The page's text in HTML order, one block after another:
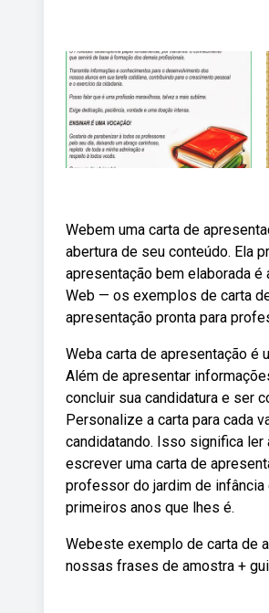
Webem uma carta de
abertura de seu conteúdo. Ela
apresentação bem elaborada
Web — os exemplos de carta
apresentação pronta para
Weba carta de apresentação é
Além de apresentar
concluir sua candidatura e ser
Personalize a carta para cada
candidatando. Isso significa ler
escrever uma carta de
professor do jardim de infância
primeiros anos que lhes é.
Webeste exemplo de carta de
nossas frases de amostra +